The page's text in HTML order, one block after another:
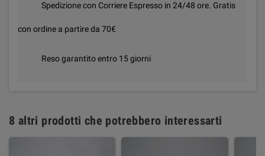
Spedizione con Corriere Espresso in 24/48 ore. Gratis
con ordine a partire da 70€
Reso garantito entro 15 giorni
8 altri prodotti che potrebbero interessarti